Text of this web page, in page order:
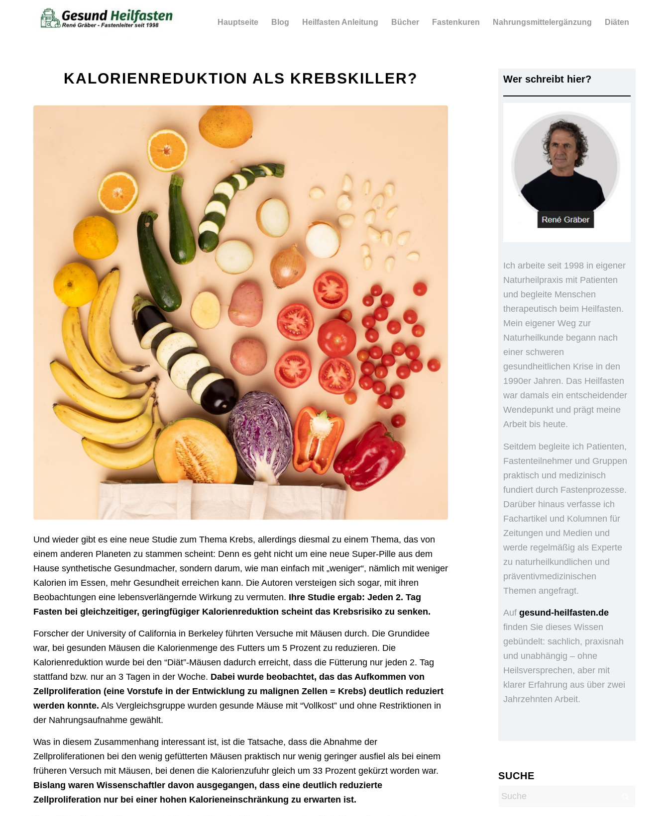
Hauptseite Blog Heilfasten Anleitung Bücher Fastenkuren Nahrungsmittelergänzung Diäten
KALORIENREDUKTION ALS KREBSKILLER?
Und wieder gibt es eine neue Studie zum Thema Krebs, allerdings diesmal zu einem Thema, das von
einem anderen Planeten zu stammen scheint: Denn es geht nicht um eine neue Super-Pille aus dem
Hause synthetische Gesundmacher, sondern darum, wie man einfach mit „weniger“, nämlich mit weniger
Kalorien im Essen, mehr Gesundheit erreichen kann. Die Autoren versteigen sich sogar, mit ihren
Beobachtungen eine lebensverlängernde Wirkung zu vermuten. Ihre Studie ergab: Jeden 2. Tag
Fasten bei gleichzeitiger, geringfügiger Kalorienreduktion scheint das Krebsrisiko zu senken.
Forscher der University of California in Berkeley führten Versuche mit Mäusen durch. Die Grundidee
war, bei gesunden Mäusen die Kalorienmenge des Futters um 5 Prozent zu reduzieren. Die
Kalorienreduktion wurde bei den “Diät”-Mäusen dadurch erreicht, dass die Fütterung nur jeden 2. Tag
stattfand bzw. nur an 3 Tagen in der Woche. Dabei wurde beobachtet, das das Aufkommen von
Zellproliferation (eine Vorstufe in der Entwicklung zu malignen Zellen = Krebs) deutlich reduziert
werden konnte. Als Vergleichsgruppe wurden gesunde Mäuse mit “Vollkost” und ohne Restriktionen in
der Nahrungsaufnahme gewählt.
Was in diesem Zusammenhang interessant ist, ist die Tatsache, dass die Abnahme der
Zellproliferationen bei den wenig gefütterten Mäusen praktisch nur wenig geringer ausfiel als bei einem
früheren Versuch mit Mäusen, bei denen die Kalorienzufuhr gleich um 33 Prozent gekürzt worden war.
Bislang waren Wissenschaftler davon ausgegangen, dass eine deutlich reduzierte
Zellproliferation nur bei einer hohen Kalorieneinschränkung zu erwarten ist.
Wer schreibt hier?
Ich arbeite seit 1998 in eigener
Naturheilpraxis mit Patienten
und begleite Menschen
therapeutisch beim Heilfasten.
Mein eigener Weg zur
Naturheilkunde begann nach
einer schweren
gesundheitlichen Krise in den
1990er Jahren. Das Heilfasten
war damals ein entscheidender
Wendepunkt und prägt meine
Arbeit bis heute.
Seitdem begleite ich Patienten,
Fastenteilnehmer und Gruppen
praktisch und medizinisch
fundiert durch Fastenprozesse.
Darüber hinaus verfasse ich
Fachartikel und Kolumnen für
Zeitungen und Medien und
werde regelmäßig als Experte
zu naturheilkundlichen und
präventivmedizinischen
Themen angefragt.
Aufgesund-heilfasten.de
finden Sie dieses Wissen
gebündelt: sachlich, praxisnah
und unabhängig – ohne
Heilsversprechen, aber mit
klarer Erfahrung aus über zwei
Jahrzehnten Arbeit.
SUCHE